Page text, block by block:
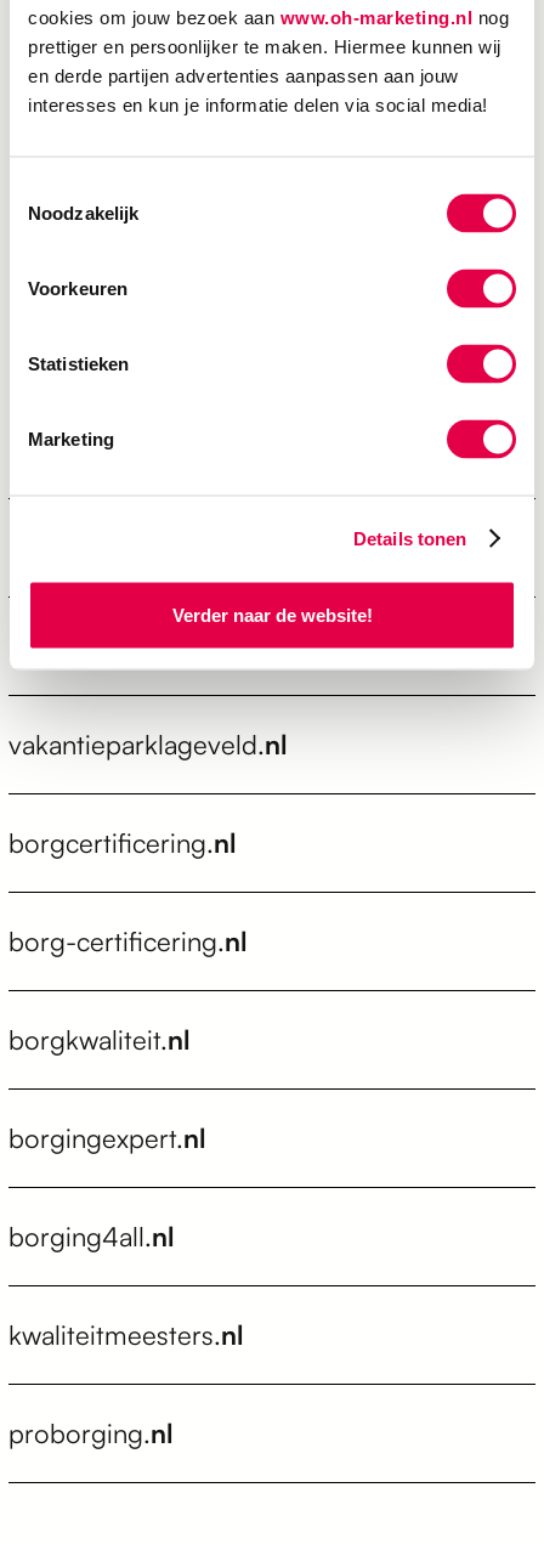
cookies om jouw bezoek aan www.oh-marketing.nl nog
prettiger en persoonlijker te maken. Hiermee kunnen wij
en derde partijen advertenties aanpassen aan jouw
interesses en kun je informatie delen via social media!
Noodzakelijk
Voorkeuren
Statistieken
Marketing
Details tonen
Verder naar de website!
buitengoedhetlageveld.
recreatieparklageveld.nl
vakantieparklageveld.nl
borgcertificering.nl
borg-certificering.nl
borgkwaliteit.nl
borgingexpert.nl
borging4all.nl
kwaliteitmeesters.nl
proborging.nl